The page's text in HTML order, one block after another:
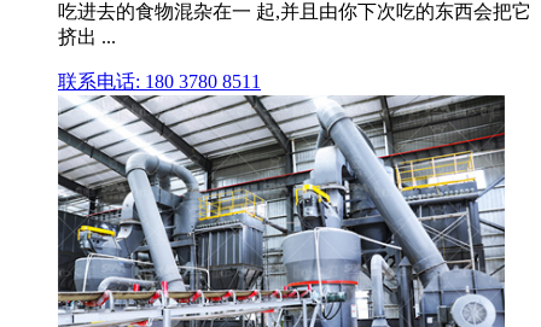
吃进去的食物混杂在一 起,并且由你下次吃的东西会把它
挤出 ...
联系电话: 180 3780 8511